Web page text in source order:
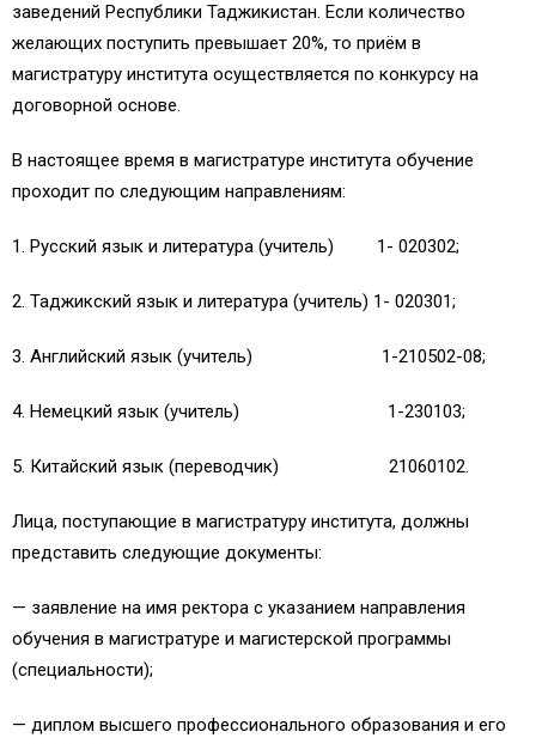
заведений Республики Таджикистан. Если количество
желающих поступить превышает 20%, то приём в
магистратуру института осуществляется по конкурсу на
договорной основе.
В настоящее время в магистратуре института обучение
проходит по следующим направлениям:
1. Русский язык и литература (учитель) 1- 020302;
2. Таджикский язык и литература (учитель) 1- 020301;
3. Английский язык (учитель) 1-210502-08;
4. Немецкий язык (учитель) 1-230103;
5. Китайский язык (переводчик) 21060102.
Лица, поступающие в магистратуру института, должны
представить следующие документы:
— заявление на имя ректора с указанием направления
обучения в магистратуре и магистерской программы
(специальности);
— диплом высшего профессионального образования и его